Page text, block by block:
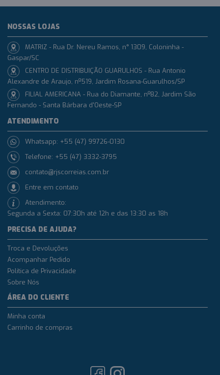
NOSSAS LOJAS
MATRIZ - Rua Dr. Nereu Ramos, n° 1309, Coloninha -
Gaspar/SC
CENTRO DE DISTRIBUIÇÃO GUARULHOS - Rua Antonio
Alexandre de Araujo, nº519, Jardim Rosana-Guarulhos/SP
FILIAL AMERICANA - Rua do Diamante, nº82, Jardim São
Fernando - Santa Bárbara d'Oeste-SP
ATENDIMENTO
Whatsapp: +55 (47) 99726-0130
Telefone: +55 (47) 3332-3795
contato@rjscorreias.com.br
Entre em contato
Atendimento:
Segunda a Sexta: 07:30h até 12h e das 13:30 as 18h
PRECISA DE AJUDA?
Troca e Devoluções
Acompanhar Pedido
Política de Privacidade
Sobre Nós
ÁREA DO CLIENTE
Minha conta
Carrinho de compras